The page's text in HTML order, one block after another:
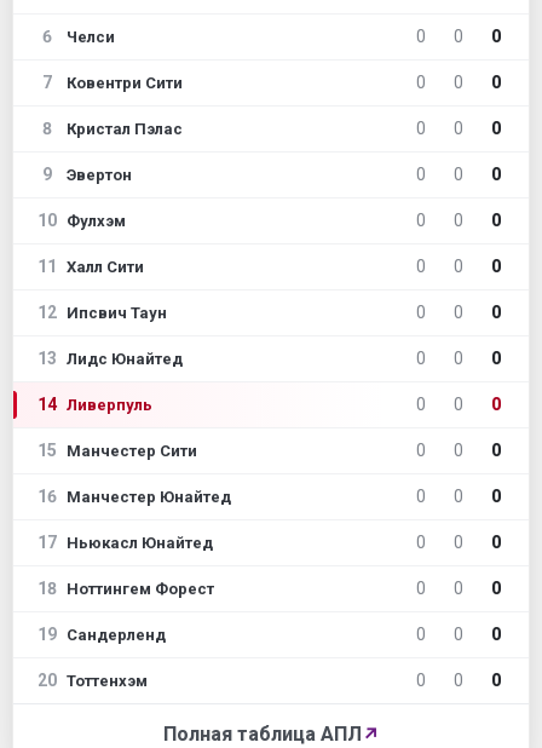
6 Челси 0 0 0
7 Ковентри Сити 0 0 0
8 Кристал Пэлас 0 0 0
9 Эвертон 0 0 0
10 Фулхэм 0 0 0
11 Халл Сити 0 0 0
12 Ипсвич Таун 0 0 0
13 Лидс Юнайтед 0 0 0
14 Ливерпуль 0 0 0
15 Манчестер Сити 0 0 0
16 Манчестер Юнайтед 0 0 0
17 Ньюкасл Юнайтед 0 0 0
18 Ноттингем Форест 0 0 0
19 Сандерленд 0 0 0
20 Тоттенхэм 0 0 0
Полная таблица АПЛ ↗